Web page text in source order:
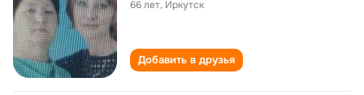
66 лет, Иркутск
Добавить в друзья